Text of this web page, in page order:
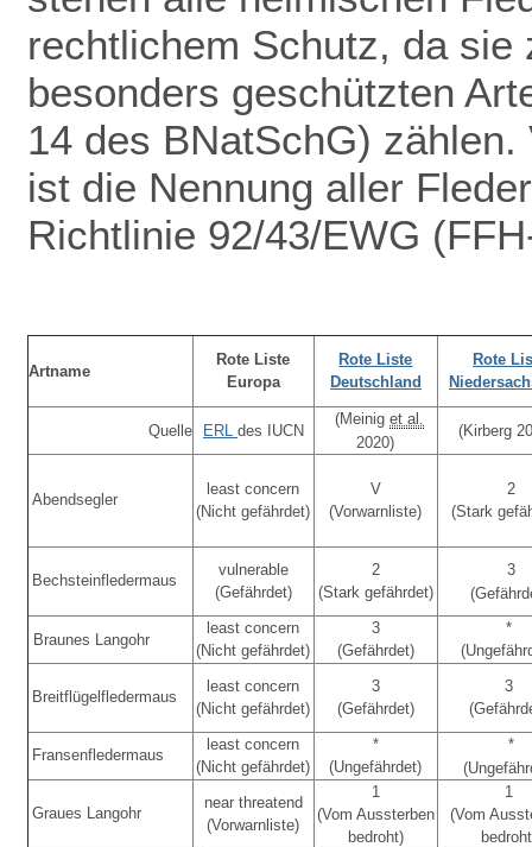
rechtlichem Schutz, da sie
besonders geschützten
14 des BNatSchG)
ist die Nennung aller
Richtlinie 92/43/EWG
Artname
Rote Liste
Europa
Rote Liste
Deutschland
Rote
Quelle ERL des IUCN
(Meinig et al.
2020)
(Kirberg
Abendsegler
least concern
(Nicht gefährdet)
V
(Vorwarnliste)
2
(Stark
Bechsteinfledermaus
vulnerable
(Gefährdet)
2
(Stark gefährdet)
3
Braunes Langohr
least concern
(Nicht gefährdet)
3
(Gefährdet)
*
Breitflügelfledermaus
least concern
(Nicht gefährdet)
3
(Gefährdet)
3
Fransenfledermaus
least concern
(Nicht gefährdet)
*
(Ungefährdet)
*
Graues Langohr
near threatend
(Vorwarnliste)
1
(Vom Aussterben
bedroht)
1
(Vom